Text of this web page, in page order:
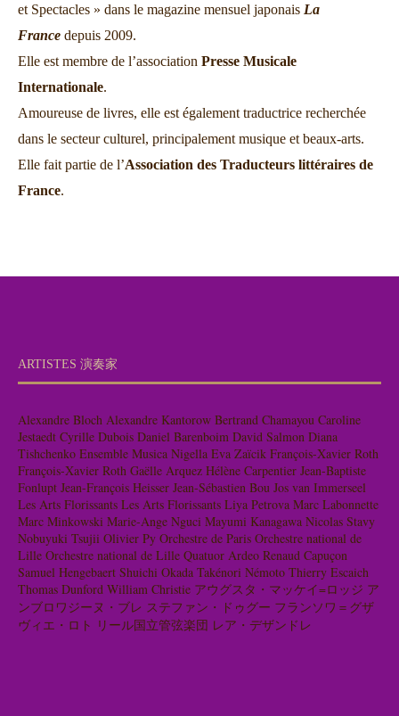
et Spectacles » dans le magazine mensuel japonais La
France depuis 2009.
Elle est membre de l’association Presse Musicale
Internationale.
Amoureuse de livres, elle est également traductrice recherchée
dans le secteur culturel, principalement musique et beaux-arts.
Elle fait partie de l’Association des Traducteurs littéraires de
France.
ARTISTES 演奏家
Alexandre Bloch Alexandre Kantorow Bertrand Chamayou Caroline
Jestaedt Cyrille Dubois Daniel Barenboim David Salmon Diana
Tishchenko Ensemble Musica Nigella Eva Zaïcik François-Xavier Roth
François-Xavier Roth Gaëlle Arquez Hélène Carpentier Jean-Baptiste
Fonlupt Jean-François Heisser Jean-Sébastien Bou Jos van Immerseel
Les Arts Florissants Les Arts Florissants Liya Petrova Marc Labonnette
Marc Minkowski Marie-Ange Nguci Mayumi Kanagawa Nicolas Stavy
Nobuyuki Tsujii Olivier Py Orchestre de Paris Orchestre national de
Lille Orchestre national de Lille Quatuor Ardeo Renaud Capuçon
Samuel Hengebaert Shuichi Okada Takénori Némoto Thierry Escaich
Thomas Dunford William Christie アウグスタ・マッケイ=ロッジ ア
ンブロワジーヌ・ブレ ステファン・ドゥグー フランソワ＝グザ
ヴィエ・ロト リール国立管弦楽団 レア・デザンドレ